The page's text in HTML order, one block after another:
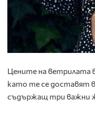
Цените на ветрилата
като те се доставят
съдържащ три важни